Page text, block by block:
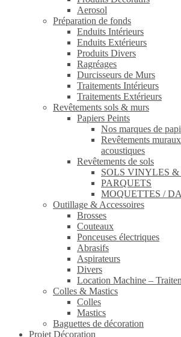
Aerosol
Préparation de fonds
Enduits Intérieurs
Enduits Extérieurs
Produits Divers
Ragréages
Durcisseurs de Murs
Traitements Intérieurs
Traitements Extérieurs
Revêtements sols & murs
Papiers Peints
Nos marques de
Revêtements
acoustiques
Revêtements de sols
SOLS VINYLES &
PARQUETS
MOQUETTES /
Outillage & Accessoires
Brosses
Couteaux
Ponceuses électriques
Abrasifs
Aspirateurs
Divers
Location Machine –
Colles & Mastics
Colles
Mastics
Baguettes de décoration
Projet Décoration